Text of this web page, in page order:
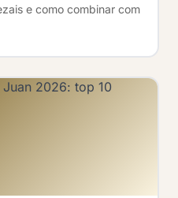
e como combinar com